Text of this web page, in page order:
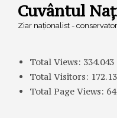
Cuvântul
Ziar naționalist - conservator
Total Views: 334.043
Total Visitors:
Total Page Views: 64